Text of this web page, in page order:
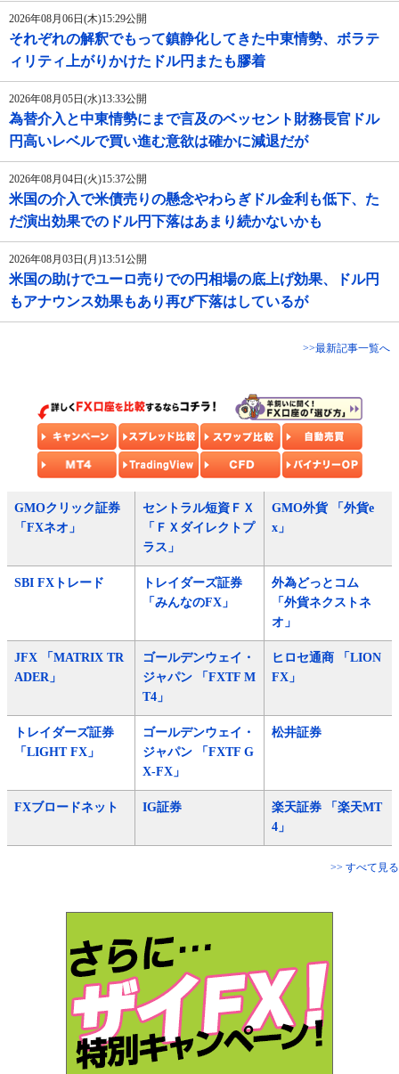
2026年08月06日(木)15:29公開
それぞれの解釈でもって鎮静化してきた中東情勢、ボラテ
ィリティ上がりかけたドル円またも膠着
2026年08月05日(水)13:33公開
為替介入と中東情勢にまで言及のベッセント財務長官ドル
円高いレベルで買い進む意欲は確かに減退だが
2026年08月04日(火)15:37公開
米国の介入で米債売りの懸念やわらぎドル金利も低下、た
だ演出効果でのドル円下落はあまり続かないかも
2026年08月03日(月)13:51公開
米国の助けでユーロ売りでの円相場の底上げ効果、ドル円
もアナウンス効果もあり再び下落はしているが
>>最新記事一覧へ
GMOクリック証券
「FXネオ」
セントラル短資ＦＸ
「ＦＸダイレクトプ
ラス」
GMO外貨 「外貨e
x」
SBI FXトレード
トレイダーズ証券
「みんなのFX」
外為どっとコム
「外貨ネクストネ
オ」
JFX 「MATRIX TR
ADER」
ゴールデンウェイ・
ジャパン 「FXTF M
T4」
ヒロセ通商 「LION
FX」
トレイダーズ証券
「LIGHT FX」
ゴールデンウェイ・
ジャパン 「FXTF G
X-FX」
松井証券
FXブロードネット IG証券
楽天証券 「楽天MT
4」
>> すべて見る